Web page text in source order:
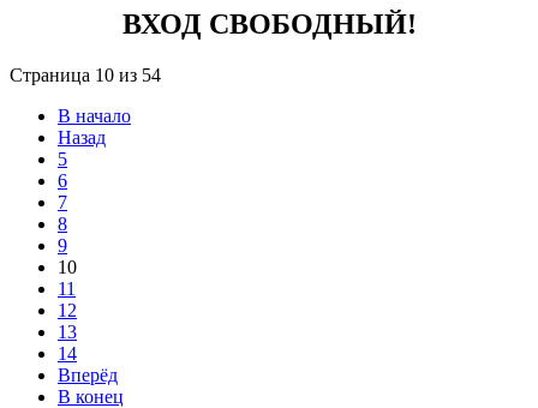
ВХОД СВОБОДНЫЙ!
Страница 10 из 54
В начало
Назад
5
6
7
8
9
10
11
12
13
14
Вперёд
В конец